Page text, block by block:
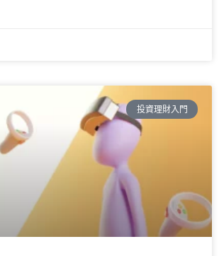
投資理財入門